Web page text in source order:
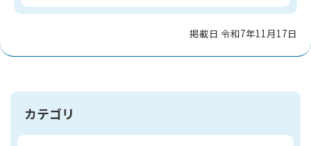
掲載日 令和7年11月17日
カテゴリ